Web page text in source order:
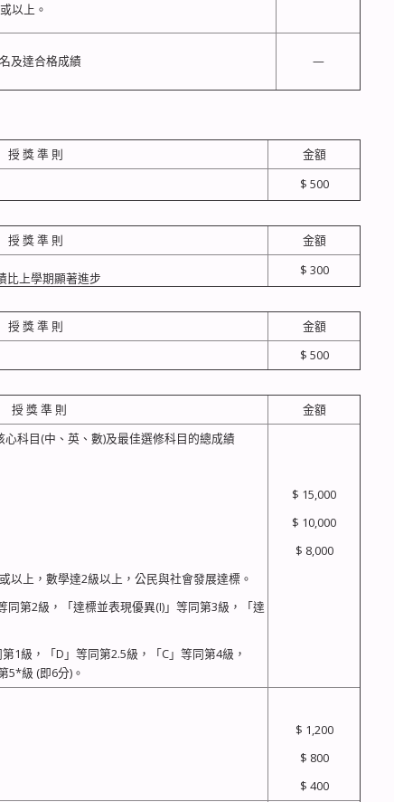
以上。
及達合格成績 —
授 獎 準 則
金額
$ 500
授 獎 準 則
金額
比上學期顯著進步
$ 300
授 獎 準 則
金額
$ 500
授 獎 準 則 金額
科目(中、英、數)及最佳選修科目的總成績
上，數學達2級以上，公民與社會發展達標。
第2級，「達標並表現優異(I)」等同第3級，「達
1級，「D」等同第2.5級，「C」等同第4級，
5*級 (即6分)。
$ 15,000
$ 10,000
$ 8,000
$ 1,200
$ 800
$ 400